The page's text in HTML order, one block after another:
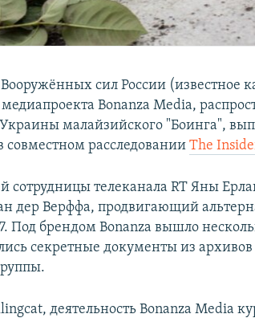
сил России (известное
Bonanza Media,
малайзийского "Боинга",
совместном расследованииThe
сотрудницы телеканала RT Яны
дер Верффа, продвигающий
Под брендом Bonanza вышло
секретные документы из архивов
деятельность Bonanza Media